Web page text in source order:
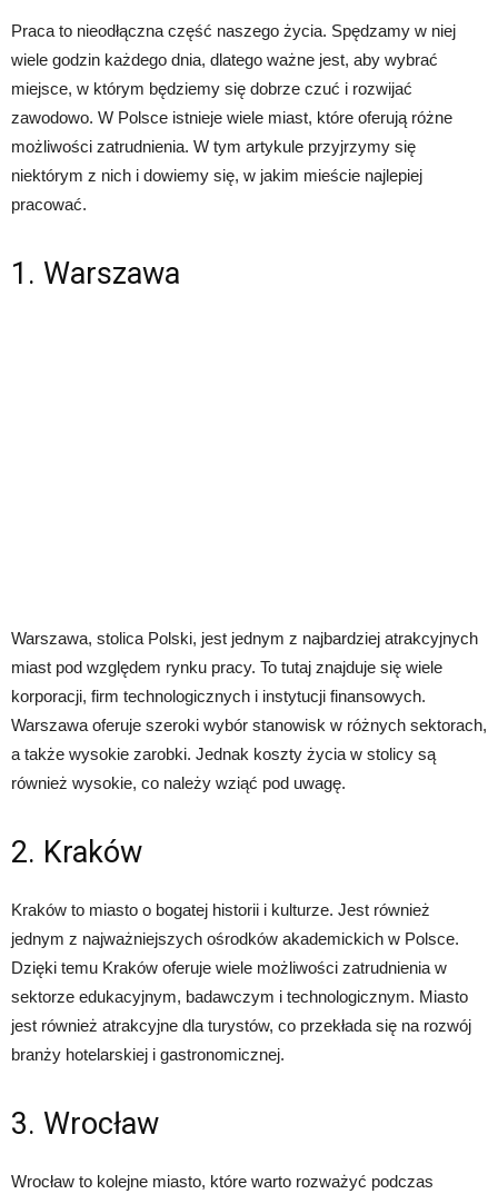
Praca to nieodłączna część naszego życia. Spędzamy w niej
wiele godzin każdego dnia, dlatego ważne jest, aby wybrać
miejsce, w którym będziemy się dobrze czuć i rozwijać
zawodowo. W Polsce istnieje wiele miast, które oferują różne
możliwości zatrudnienia. W tym artykule przyjrzymy się
niektórym z nich i dowiemy się, w jakim mieście najlepiej
pracować.
1. Warszawa
Warszawa, stolica Polski, jest jednym z najbardziej atrakcyjnych
miast pod względem rynku pracy. To tutaj znajduje się wiele
korporacji, firm technologicznych i instytucji finansowych.
Warszawa oferuje szeroki wybór stanowisk w różnych sektorach,
a także wysokie zarobki. Jednak koszty życia w stolicy są
również wysokie, co należy wziąć pod uwagę.
2. Kraków
Kraków to miasto o bogatej historii i kulturze. Jest również
jednym z najważniejszych ośrodków akademickich w Polsce.
Dzięki temu Kraków oferuje wiele możliwości zatrudnienia w
sektorze edukacyjnym, badawczym i technologicznym. Miasto
jest również atrakcyjne dla turystów, co przekłada się na rozwój
branży hotelarskiej i gastronomicznej.
3. Wrocław
Wrocław to kolejne miasto, które warto rozważyć podczas